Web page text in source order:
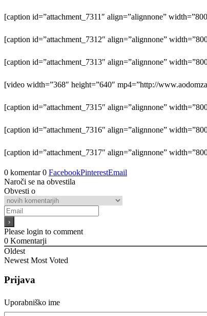
[caption id=”attachment_7311″ align=”alignnone”
[caption id=”attachment_7312″ align=”alignnone”
[caption id=”attachment_7313″ align=”alignnone”
[video width=”368″ height=”640″ mp4=”http://
[caption id=”attachment_7315″ align=”alignnone”
[caption id=”attachment_7316″ align=”alignnone”
[caption id=”attachment_7317″ align=”alignnone”
0 komentar 0 FacebookPinterestEmail
Naroči se na obvestila
Obvesti o
Please login to comment
0 Komentarji
Oldest
Newest Most Voted
Prijava
Uporabniško ime